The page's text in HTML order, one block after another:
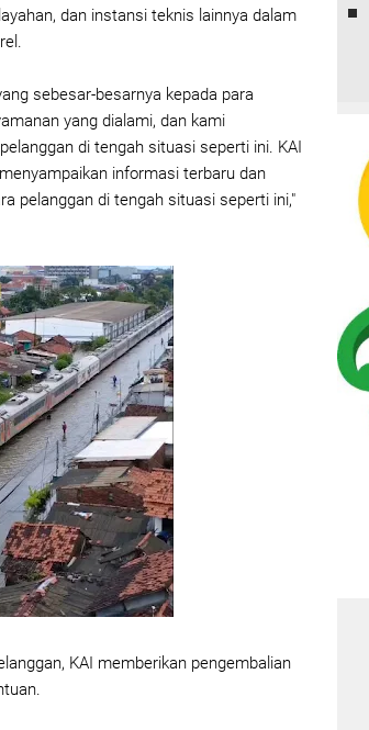
dan instansi teknis lainnya dalam
sebesar-besarnya kepada para
yang dialami, dan kami
di tengah situasi seperti ini. KAI
informasi terbaru dan
pelanggan di tengah situasi seperti ini,"
KAI memberikan pengembalian